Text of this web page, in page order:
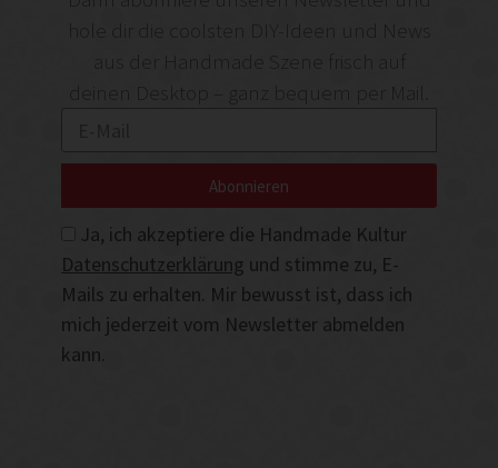
deinen Desktop – ganz bequem per Mail.
Ja, ich akzeptiere die Handmade Kultur
Datenschutzerklärung und stimme zu, E-
Mails zu erhalten. Mir bewusst ist, dass ich
mich jederzeit vom Newsletter abmelden
kann.
Abonnieren